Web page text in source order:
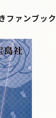
Goods
ファンブック